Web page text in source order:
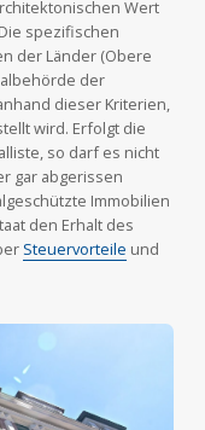
Wert
spezifischen
der Länder (Obere
der
dieser Kriterien,
wird. Erfolgt die
so darf es nicht
gar abgerissen
Immobilien
den Erhalt des
Steuervorteile und